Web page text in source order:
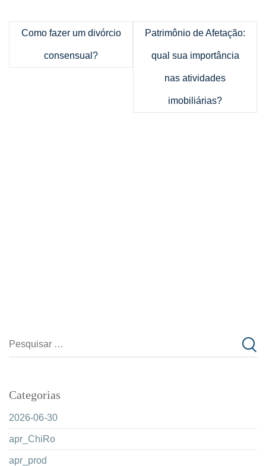
Como fazer um divórcio
consensual?
Patrimônio de Afetação:
qual sua importância
nas atividades
imobiliárias?
Categorias
2026-06-30
apr_ChiRo
apr_prod